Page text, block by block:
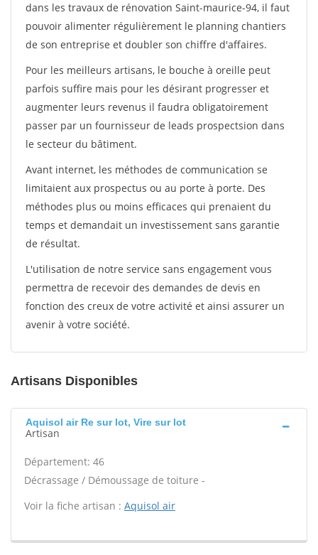
dans les travaux de rénovation Saint-maurice-94, il faut
pouvoir alimenter régulièrement le planning chantiers
de son entreprise et doubler son chiffre d'affaires.
Pour les meilleurs artisans, le bouche à oreille peut
parfois suffire mais pour les désirant progresser et
augmenter leurs revenus il faudra obligatoirement
passer par un fournisseur de leads prospectsion dans
le secteur du bâtiment.
Avant internet, les méthodes de communication se
limitaient aux prospectus ou au porte à porte. Des
méthodes plus ou moins efficaces qui prenaient du
temps et demandait un investissement sans garantie
de résultat.
L'utilisation de notre service sans engagement vous
permettra de recevoir des demandes de devis en
fonction des creux de votre activité et ainsi assurer un
avenir à votre société.
Artisans Disponibles
Aquisol air Re sur lot, Vire sur lot
Artisan
Département: 46
Décrassage / Démoussage de toiture -
Voir la fiche artisan : Aquisol air